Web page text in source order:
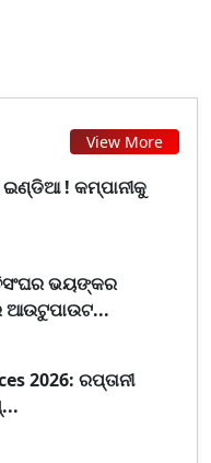
View More
! କମ୍ପାନୀକୁ
ଭୟଙ୍କର
ଆଉଟୁପାଉଟ...
2026: ରପ୍ତାନୀ